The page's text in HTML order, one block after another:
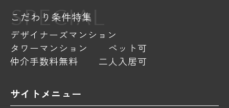
SPECIAL
こだわり条件特集
デザイナーズマンション
タワーマンション
ペット可
仲介手数料無料
二人入居可
サイトメニュー